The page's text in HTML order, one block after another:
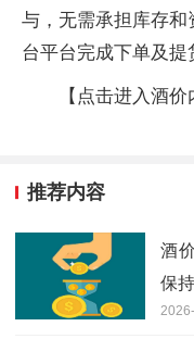
与，无需承担库存
台平台完成下单及提
【点击进入酒
推荐内容
酒
保